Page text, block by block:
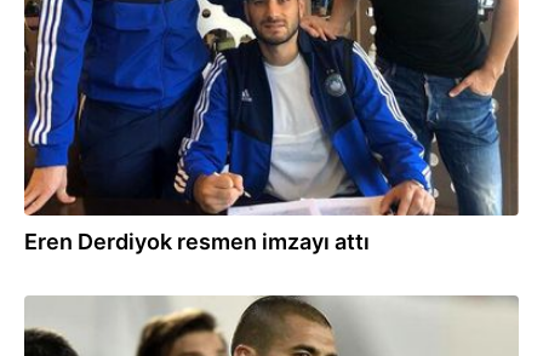
Eren Derdiyok resmen imzayı attı